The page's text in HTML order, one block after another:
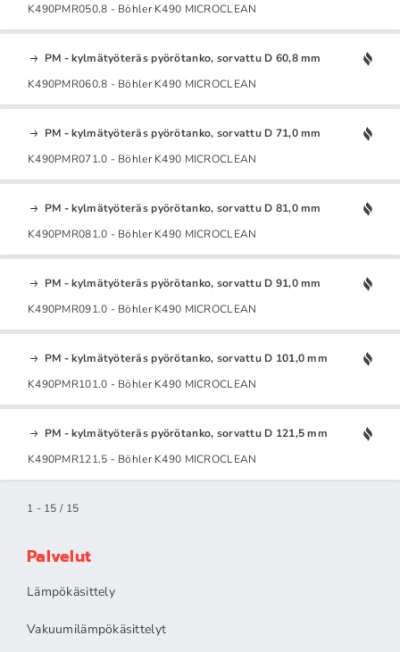
K490PMR050.8 - Böhler K490 MICROCLEAN
PM - kylmätyöteräs pyörötanko, sorvattu D 60,8 mm
K490PMR060.8 - Böhler K490 MICROCLEAN
PM - kylmätyöteräs pyörötanko, sorvattu D 71,0 mm
K490PMR071.0 - Böhler K490 MICROCLEAN
PM - kylmätyöteräs pyörötanko, sorvattu D 81,0 mm
K490PMR081.0 - Böhler K490 MICROCLEAN
PM - kylmätyöteräs pyörötanko, sorvattu D 91,0 mm
K490PMR091.0 - Böhler K490 MICROCLEAN
PM - kylmätyöteräs pyörötanko, sorvattu D 101,0 mm
K490PMR101.0 - Böhler K490 MICROCLEAN
PM - kylmätyöteräs pyörötanko, sorvattu D 121,5 mm
K490PMR121.5 - Böhler K490 MICROCLEAN
1 - 15 / 15
Palvelut
Lämpökäsittely
Vakuumilämpökäsittelyt